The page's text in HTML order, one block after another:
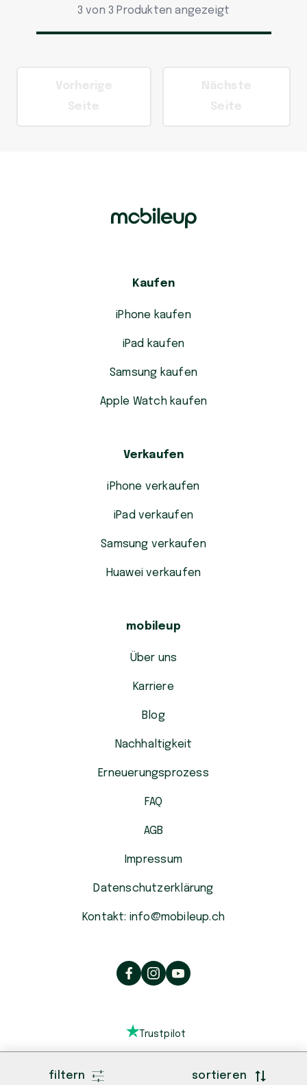
filtern sortieren
3 von 3 Produkten angezeigt
Kaufen
iPhone kaufen
iPad kaufen
Samsung kaufen
Apple Watch kaufen
Verkaufen
iPhone verkaufen
iPad verkaufen
Samsung verkaufen
Huawei verkaufen
mobileup
Über uns
Karriere
Blog
Nachhaltigkeit
Erneuerungsprozess
FAQ
AGB
Impressum
Datenschutzerklärung
Kontakt: info@mobileup.ch
Trustpilot